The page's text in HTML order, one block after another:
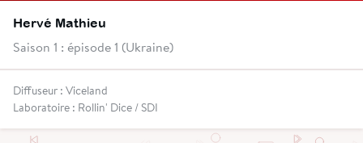
Hervé Mathieu
Saison 1 : épisode 1 (Ukraine)
Diffuseur : Viceland
Laboratoire : Rollin' Dice / SDI